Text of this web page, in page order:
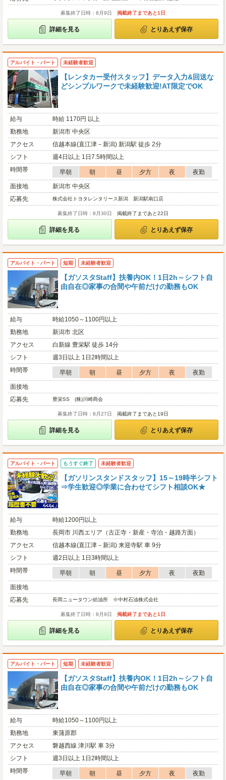
募集終了日時：8月9日 掲載終了まであと1日
詳細を見る とりあえず保存
アルバイト・パート 未経験者歓迎
【レンタカー受付スタッフ】データ入力&回送な
どシンプルワークで未経験歓迎!AT限定でOK
給与
時給 1170円 以上
勤務地
新潟市 中央区
アクセス
信越本線(直江津－新潟) 新潟駅 徒歩 2分
シフト
週4日以上 1日7.5時間以上
時間帯
早朝 朝 昼 夕方 夜
夜勤
面接地
新潟市 中央区
応募先
株式会社トヨタレンタリース新潟 新潟駅南口店
募集終了日時：8月30日 掲載終了まであと22日
詳細を見る とりあえず保存
アルバイト・パート 短期 未経験者歓迎
【ガソスタStaff】扶養内OK！1日2h～シフト自
由自在◎家事の合間や午前だけの勤務もOK
給与
時給1050～1100円以上
勤務地
新潟市 北区
アクセス
白新線 豊栄駅 徒歩 14分
シフト
週3日以上 1日2時間以上
時間帯
早朝 朝 昼 夕方 夜
夜勤
面接地
応募先
豊栄SS (株)川崎商会
募集終了日時：8月27日 掲載終了まであと19日
詳細を見る とりあえず保存
アルバイト・パート もうすぐ終了 未経験者歓迎
【ガソリンスタンドスタッフ】15～19時半シフト
⇒学生歓迎◎学業に合わせてシフト相談OK★
給与
時給1200円以上
勤務地
長岡市 川西エリア（古正寺・新産・寺泊・越路方面）
アクセス
信越本線(直江津－新潟) 来迎寺駅 車 9分
シフト
週2日以上 1日3時間以上
時間帯
早朝 朝 昼 夕方 夜
夜勤
面接地
応募先
長岡ニュータウン給油所 ※中村石油株式会社
募集終了日時：8月9日 掲載終了まであと1日
詳細を見る とりあえず保存
アルバイト・パート 短期 未経験者歓迎
【ガソスタStaff】扶養内OK！1日2h～シフト自
由自在◎家事の合間や午前だけの勤務もOK
給与
時給1050～1100円以上
勤務地
東蒲原郡
アクセス
磐越西線 津川駅 車 3分
シフト
週3日以上 1日2時間以上
時間帯
早朝 朝 昼 夕方 夜
夜勤